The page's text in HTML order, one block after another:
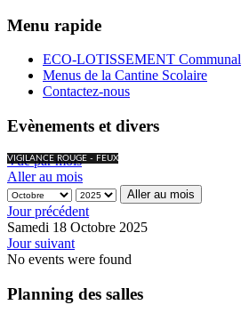
Menu rapide
ECO-LOTISSEMENT Communal
Menus de la Cantine Scolaire
Contactez-nous
Evènements et divers
VIGILANCE ROUGE - FEUX
Vue par mois
Aller au mois
Aller au mois
Jour précédent
Samedi 18 Octobre 2025
Jour suivant
No events were found
Planning des salles